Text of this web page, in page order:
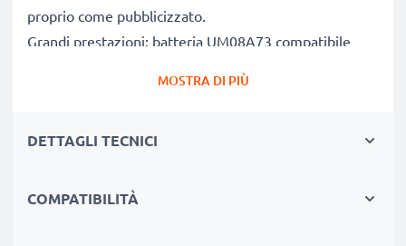
proprio come pubblicizzato.
Grandi prestazioni: batteria UM08A73 compatibile
superano quelle della vecchia batteria originale
di carica-scarica. Usa il tuo pc portatile senza più l'ansia
MOSTRA DI PIÙ
DETTAGLI TECNICI
COMPATIBILITÀ